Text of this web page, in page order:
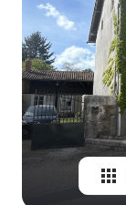
CONTACT